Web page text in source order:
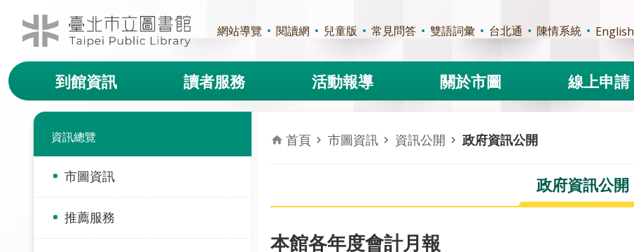
跳到主要內容區塊
網站導覽 閱讀網 兒童版 常見問答 雙語詞彙 台北通 陳情系統 English
到館資訊 讀者服務 活動報導 關於市圖 線上申請
資訊總覽
市圖資訊
推薦服務
首頁 市圖資訊 資訊公開 政府資訊公開
政府資訊公開
本館各年度會計月報